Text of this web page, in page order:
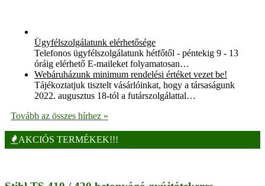
Ügyfélszolgálatunk elérhetősége
Telefonos ügyfélszolgálatunk hétfőtől - péntekig 9 - 13
óráig elérhető E-maileket folyamatosan…
Webáruházunk minimum rendelési értéket vezet be!
Tájékoztatjuk tisztelt vásárlóinkat, hogy a társaságunk
2022. augusztus 18-tól a futárszolgálattal…
Tovább az összes hírhez »
AKCIÓS TERMÉKEK!!!